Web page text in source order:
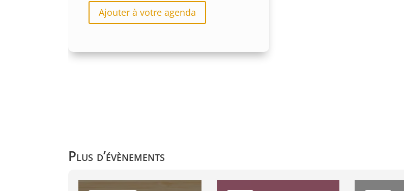
Ajouter à votre agenda
Plus d’évènements